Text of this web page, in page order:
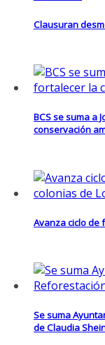
Clausuran
BCS se suma a
conservación
Avanza ciclo de
Se suma
de Claudia